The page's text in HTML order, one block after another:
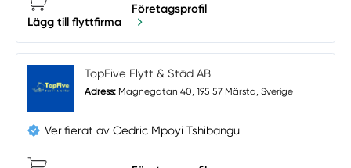
Lägg till flyttfirma
Företagsprofil
TopFive Flytt & Städ AB
Adress: Magnegatan 40, 195 57 Märsta, Sverige
Verifierat av Cedric Mpoyi Tshibangu